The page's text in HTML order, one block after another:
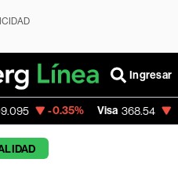
Ingresar
Visa 368.54 -0.28%